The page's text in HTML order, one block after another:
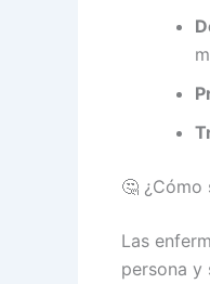
🤔 ¿Cómo
Las
persona y